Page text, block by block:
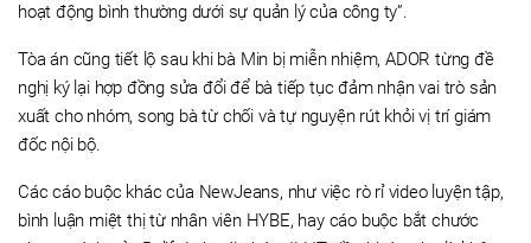
hoạt động bình thường dưới sự quản lý của công ty”.
Tòa án cũng tiết lộ sau khi bà Min bị miễn nhiệm, ADOR từng đề
nghị ký lại hợp đồng sửa đổi để bà tiếp tục đảm nhận vai trò sản
xuất cho nhóm, song bà từ chối và tự nguyện rút khỏi vị trí giám
đốc nội bộ.
Các cáo buộc khác của NewJeans, như việc rò rỉ video luyện tập,
bình luận miệt thị từ nhân viên HYBE, hay cáo buộc bắt chước